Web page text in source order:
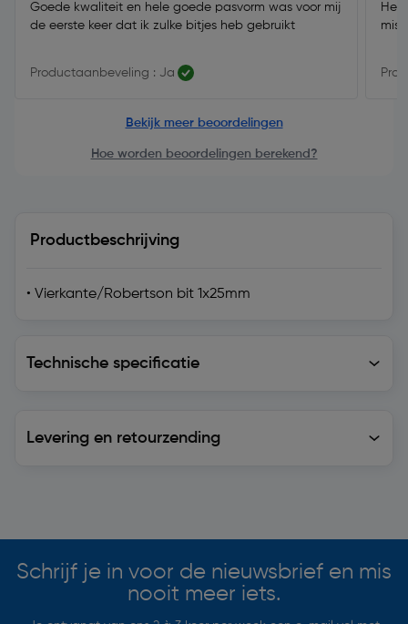
Goede kwaliteit en hele goede pasvorm was voor mij
de eerste keer dat ik zulke bitjes heb gebruikt
Productaanbeveling : Ja
Bekijk meer beoordelingen
Hoe worden beoordelingen berekend?
Productbeschrijving
• Vierkante/Robertson bit 1x25mm
Technische specificatie
Levering en retourzending
Schrijf je in voor de nieuwsbrief en mis
nooit meer iets.